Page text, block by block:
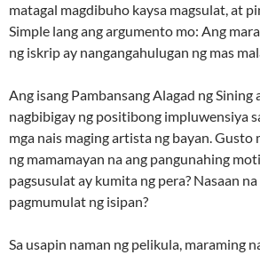
matagal magdibuho kaysa magsulat, at
Simple lang ang argumento mo: Ang
ng iskrip ay nangangahulugan ng mas
Ang isang Pambansang Alagad ng Sining
nagbibigay ng positibong impluwensiya
mga nais maging artista ng bayan. Gusto
ng mamamayan na ang pangunahing
pagsusulat ay kumita ng pera? Nasaan
pagmumulat ng isipan?
Sa usapin naman ng pelikula, maraming